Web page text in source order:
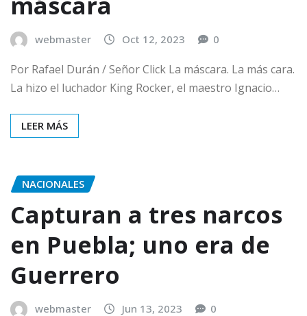
webmaster Oct 12, 2023 0
Por Rafael Durán / Señor Click La máscara. La más cara.
La hizo el luchador King Rocker, el maestro Ignacio…
LEER MÁS
NACIONALES
Capturan a tres narcos
en Puebla; uno era de
Guerrero
webmaster Jun 13, 2023 0